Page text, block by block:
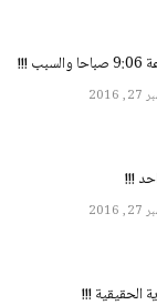
!!!
الحقيقية !!!